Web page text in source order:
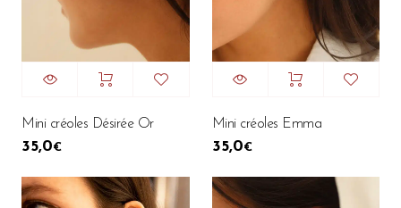
Mini créoles Désirée Or
35,0€
Mini créoles Emma
35,0€